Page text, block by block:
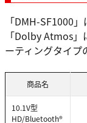
「DMH-SF1000
「Dolby Atmos
ーティングタイプ
商品名
10.1V型
HD/Bluetooth®